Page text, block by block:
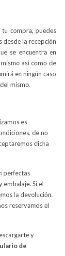
compra, puedes
la recepción
se encuentra en
así como de
en ningún caso
mismo.
es
de no
dicha
perfectas
embalaje. Si el
la devolución.
reservamos el
y
de